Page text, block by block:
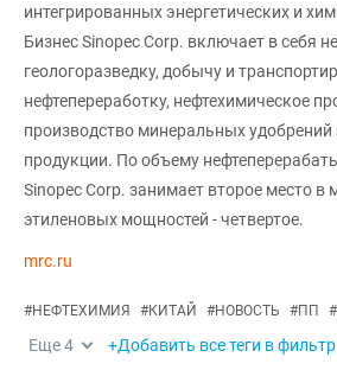
интегрированных энергетических и
Бизнес Sinopec Corp. включает в себя
геологоразведку, добычу и
нефтепереработку, нефтехимическое
производство минеральных удобрений
продукции. По объему
Sinopec Corp. занимает второе место в
этиленовых мощностей - четвертое.
mrc.ru
#НЕФТЕХИМИЯ #КИТАЙ #НОВОСТЬ #ПП #
Еще4 +Добавить все теги в фильтр